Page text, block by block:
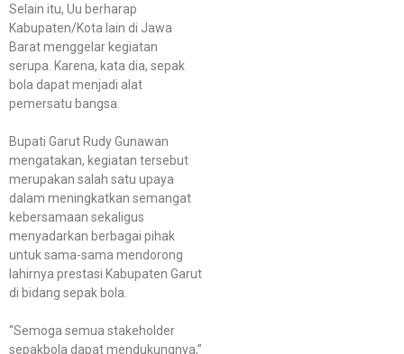
Selain itu, Uu berharap
Kabupaten/Kota lain di Jawa
Barat menggelar kegiatan
serupa. Karena, kata dia, sepak
bola dapat menjadi alat
pemersatu bangsa.
Bupati Garut Rudy Gunawan
mengatakan, kegiatan tersebut
merupakan salah satu upaya
dalam meningkatkan semangat
kebersamaan sekaligus
menyadarkan berbagai pihak
untuk sama-sama mendorong
lahirnya prestasi Kabupaten Garut
di bidang sepak bola.
“Semoga semua stakeholder
sepakbola dapat mendukungnya,”